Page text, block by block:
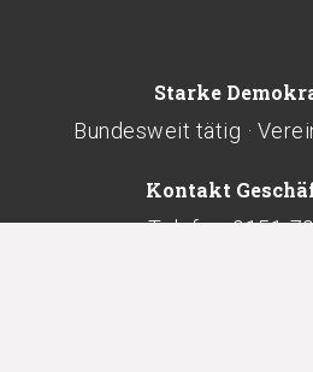
Starke
Bundesweit tätig ·
Kontakt
Telefon: 0151-